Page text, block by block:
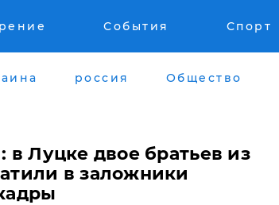
События Спорт
россия Общество
в Луцке двое братьев из
в заложники